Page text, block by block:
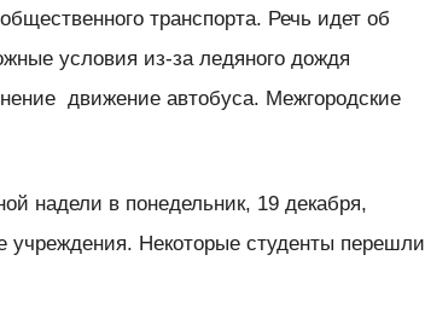
транспорта. Речь идет об
условия из-за ледяного дождя
движение автобуса. Межгородские
надели в понедельник, 19 декабря,
учреждения. Некоторые студенты перешли